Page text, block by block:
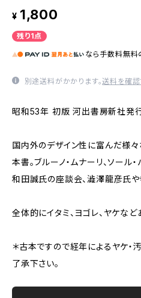
¥ 1,800
残り1点
なら 手数料無料
別途送料がかかります。送料を確認
昭和53年 初版 河出書房新社発
国内外のデザイン性に富んだ様
本書。ブルーノ・ムナーリ、ソール
和田誠氏の座談会、澁澤龍彦氏や
全体的にイタミ、ヨゴレ、ヤケなど
＊古本ですので経年によるヤケ・
了承下さい。